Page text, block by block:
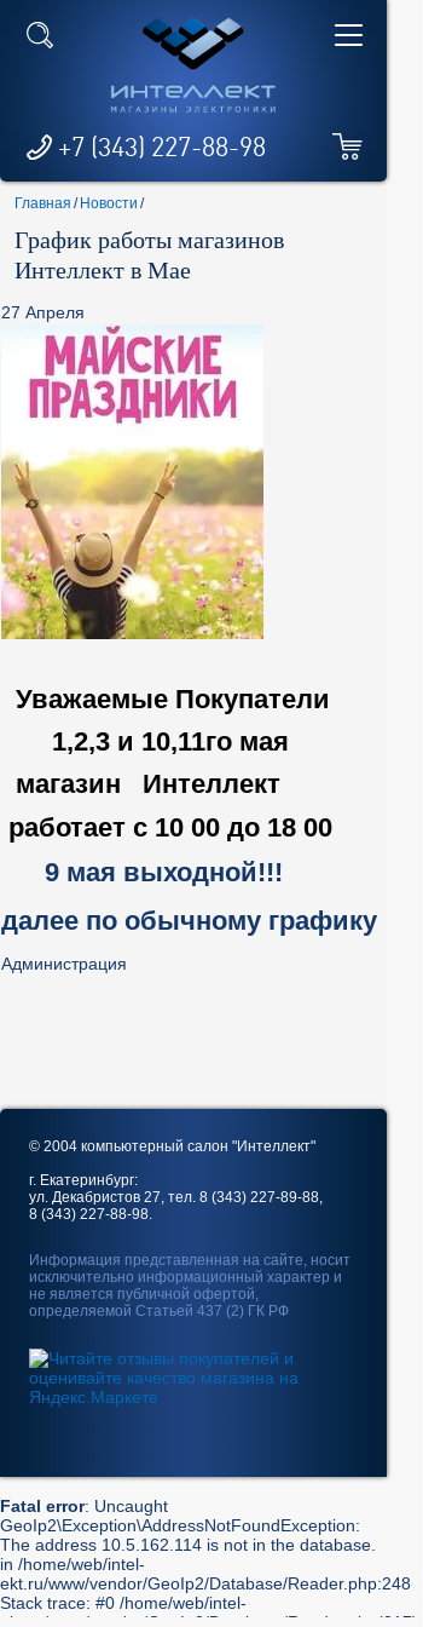
+7 (343) 227-88-98
Главная / Новости /
График работы магазинов
Интеллект в Мае
27 Апреля
Уважаемые Покупатели
1,2,3 и 10,11го мая
магазин Интеллект
работаeт с 10 00 до 18 00
9 мая выходной!!!
далее по обычному графику
Администрация
© 2004 компьютерный салон "Интеллект"
г. Екатеринбург:
ул. Декабристов 27, тел. 8 (343) 227-89-88,
8 (343) 227-88-98.
Информация представленная на сайте, носит
исключительно информационный характер и
не является публичной офертой,
определяемой Статьей 437 (2) ГК РФ
Fatal error: Uncaught
GeoIp2\Exception\AddressNotFoundException:
The address 10.5.162.114 is not in the database.
in /home/web/intel-
ekt.ru/www/vendor/GeoIp2/Database/Reader.php:248
Stack trace: #0 /home/web/intel-
ekt.ru/www/vendor/GeoIp2/Database/Reader.php(217):